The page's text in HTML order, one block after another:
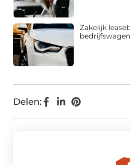
Delen:
Zakelijk
bedrijfswagen